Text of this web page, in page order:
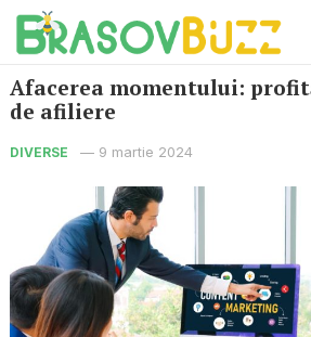
Afacerea momentului:
de afiliere
DIVERSE — 9 martie 2024